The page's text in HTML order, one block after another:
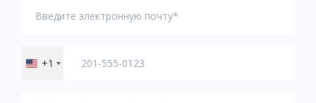
United
+1